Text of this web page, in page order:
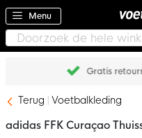
Menu
Terug Voetbalkleding
adidas FFK Curaçao